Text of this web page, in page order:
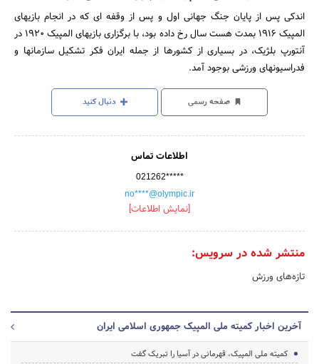
اندکی پس از پایان جنگ جهانی اول و پس از وقفه ای که در انجام بازیهای
المپیک 1916 بمدت هست سال رخ داده بود، با برگزاری بازیهای المپیک 1920 در
آنتورپ بلژیک، در بسیاری از کشورها از جمله ایران فکر تشکیل سازمانها و
فدراسیونهای ورزشی بوجود آمد.
صفحه رسمی دنبال کنید
اطلاعات تماس
021262*****
no****@olympic.ir
[نمایش اطلاعات]
منتشر شده در سرویس:
تازه‌های ورزش
آخرین اخبار کمیته ملی المپیک جمهوری اسلامی ایران
کمیته ملی المپیک، قهرمانی در آسیا را تبریک گفت